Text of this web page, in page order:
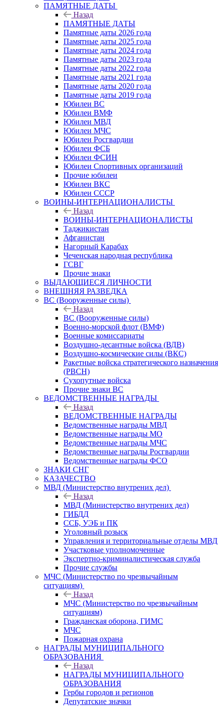
ПАМЯТНЫЕ ДАТЫ
Назад
ПАМЯТНЫЕ ДАТЫ
Памятные даты 2026 года
Памятные даты 2025 года
Памятные даты 2024 года
Памятные даты 2023 года
Памятные даты 2022 года
Памятные даты 2021 года
Памятные даты 2020 года
Памятные даты 2019 года
Юбилеи ВС
Юбилеи ВМФ
Юбилеи МВД
Юбилеи МЧС
Юбилеи Росгвардии
Юбилеи ФСБ
Юбилеи ФСИН
Юбилеи Спортивных организаций
Прочие юбилеи
Юбилеи ВКС
Юбилеи СССР
ВОИНЫ-ИНТЕРНАЦИОНАЛИСТЫ
Назад
ВОИНЫ-ИНТЕРНАЦИОНАЛИСТЫ
Таджикистан
Афганистан
Нагорный Карабах
Чеченская народная республика
ГСВГ
Прочие знаки
ВЫДАЮЩИЕСЯ ЛИЧНОСТИ
ВНЕШНЯЯ РАЗВЕДКА
ВС (Вооруженные силы)
Назад
ВС (Вооруженные силы)
Военно-морской флот (ВМФ)
Военные комиссариаты
Воздушно-десантные войска (ВДВ)
Воздушно-космические силы (ВКС)
Ракетные войска стратегического назначения
(РВСН)
Сухопутные войска
Прочие знаки ВС
ВЕДОМСТВЕННЫЕ НАГРАДЫ
Назад
ВЕДОМСТВЕННЫЕ НАГРАДЫ
Ведомственные награды МВД
Ведомственные награды МО
Ведомственные награды МЧС
Ведомственные награды Росгвардии
Ведомственные награды ФСО
ЗНАКИ СНГ
КАЗАЧЕСТВО
МВД (Министерство внутрених дел)
Назад
МВД (Министерство внутрених дел)
ГИБДД
ССБ, УЭБ и ПК
Уголовный розыск
Управления и территориальные отделы МВД
Участковые уполномоченные
Экспертно-криминалистическая служба
Прочие службы
МЧС (Министерство по чрезвычайным
ситуациям)
Назад
МЧС (Министерство по чрезвычайным
ситуациям)
Гражданская оборона, ГИМС
МЧС
Пожарная охрана
НАГРАДЫ МУНИЦИПАЛЬНОГО
ОБРАЗОВАНИЯ
Назад
НАГРАДЫ МУНИЦИПАЛЬНОГО
ОБРАЗОВАНИЯ
Гербы городов и регионов
Депутатские значки